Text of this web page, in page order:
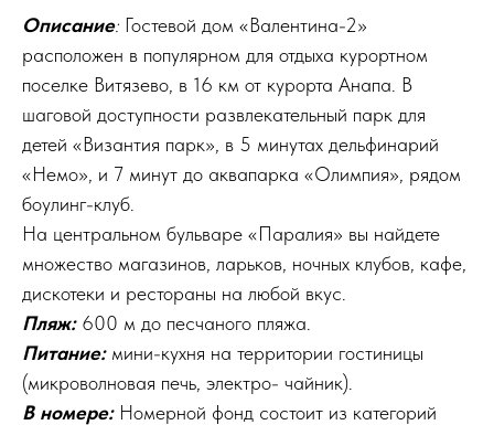
Описание: Гостевой дом «Валентина-2»
расположен в популярном для отдыха курортном
поселке Витязево, в 16 км от курорта Анапа. В
шаговой доступности развлекательный парк для
детей «Византия парк», в 5 минутах дельфинарий
«Немо», и 7 минут до аквапарка «Олимпия», рядом
боулинг-клуб.
На центральном бульваре «Паралия» вы найдете
множество магазинов, ларьков, ночных клубов, кафе,
дискотеки и рестораны на любой вкус.
Пляж:600 м до песчаного пляжа.
Питание:мини-кухня на территории гостиницы
(микроволновая печь, электро- чайник).
В номере: Номерной фонд состоит из категорий